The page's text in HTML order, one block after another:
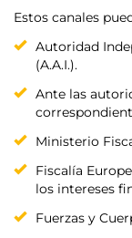
Estos canales
Autoridad
(A.A.I.).
Ante las
Ministerio
Fiscalía
los intereses
Fuerzas y